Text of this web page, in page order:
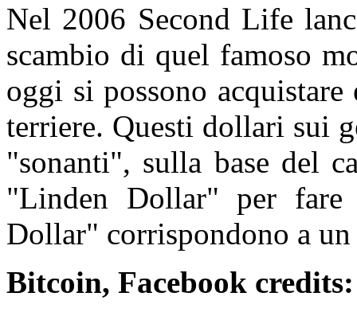
Nel 2006 Second Life
scambio di quel famoso
oggi si possono
terriere. Questi dollari sui
"sonanti", sulla base del
"Linden Dollar" per
Dollar" corrispondono a
Bitcoin, Facebook